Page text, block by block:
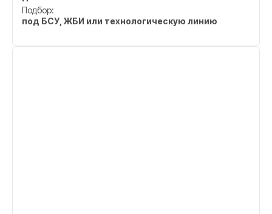
Подбор:
под БСУ, ЖБИ или технологическую линию